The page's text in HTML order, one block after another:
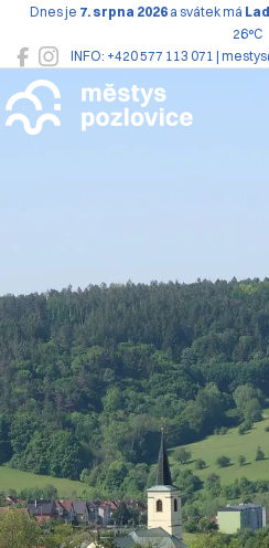
INFO: +420 577 113 071 |
Dnes je 7. srpna 2026 a svátek má
26°C
Pozlovice